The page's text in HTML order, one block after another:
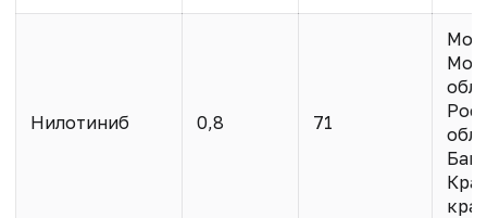
Нилотиниб 0,8 71
обл.
обл.,